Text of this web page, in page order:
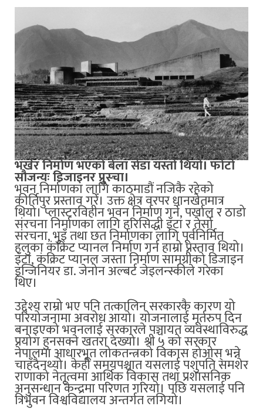
भर्खर निर्माण भएको बेला सेडा यस्तो थियो। फोटो
सौजन्यः डिजाइनर प्रुस्चा।
भवन निर्माणका लागि काठमाडौं नजिकै रहेको
कीर्तिपुर प्रस्ताव गरेँ। उक्त क्षेत्र वरपर धानखेतमात्र
थियो। प्लास्टरविहीन भवन निर्माण गर्ने, पर्खाल र ठाडो
संरचना निर्माणका लागि हरिसिद्धी इँटा र तेर्सो
संरचना, भुइँ तथा छत निर्माणका लागि पूर्वनिर्मित
हलुका कंक्रिट प्यानल निर्माण गर्न हाम्रो प्रस्ताव थियो।
इँटा, कंक्रिट प्यानल जस्ता निर्माण सामग्रीको डिजाइन
इन्जिनियर डा. जेनोन अल्बर्ट जेइलन्स्कीले गरेका
थिए।
उद्देश्य राम्रो भए पनि तत्कालिन सरकारकै कारण यो
परियोजनामा अवरोध आयो। योजनालाई मूर्तरुप दिन
बनाइएको भवनलाई सरकारले पञ्चायत व्यवस्थाविरुद्ध
प्रयोग हुनसक्ने खतरा देख्यो। श्री ५ को सरकार
नेपालमा आधारभूत लोकतन्त्रको विकास होओस् भन्ने
चाहँदैनथ्यो। केही समयपश्चात यसलाई पशुपति समशेर
राणाको नेतृत्वमा आर्थिक विकास तथा प्रशासनिक
अनुसन्धान केन्द्रमा परिणत गरियो। पछि यसलाई पनि
त्रिभुवन विश्वविद्यालय अन्तर्गत लगियो।